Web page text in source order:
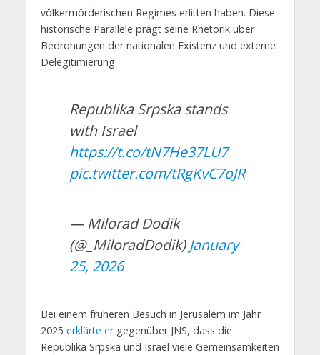
völkermörderischen Regimes erlitten haben. Diese
historische Parallele prägt seine Rhetorik über
Bedrohungen der nationalen Existenz und externe
Delegitimierung.
Republika Srpska stands
with Israel
https://t.co/tN7He37LU7
pic.twitter.com/tRgKvC7oJR
— Milorad Dodik
(@_MiloradDodik) January
25, 2026
Bei einem früheren Besuch in Jerusalem im Jahr
2025 erklärte ergegenüber JNS, dass die
Republika Srpska und Israel viele Gemeinsamkeiten